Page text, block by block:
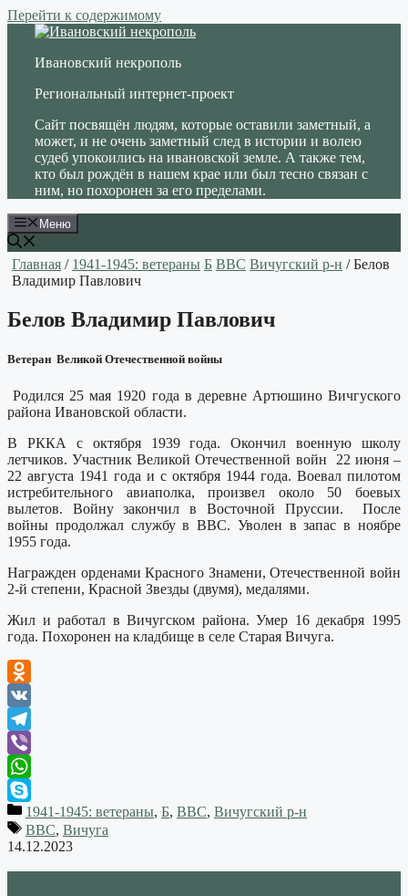
Перейти к содержимому
Ивановский некрополь
Региональный интернет-проект
Сайт посвящён людям, которые оставили заметный, а
может, и не очень заметный след в истории и волею
судеб упокоились на ивановской земле. А также тем,
кто был рождён в нашем крае или был тесно связан с
ним, но похоронен за его пределами.
Меню
Главная / 1941-1945: ветераны Б ВВС Вичугский р-н / Белов
Владимир Павлович
Белов Владимир Павлович
Ветеран Великой Отечественной войны
Родился 25 мая 1920 года в деревне Артюшино Вичгуского
района Ивановской области.
В РККА с октября 1939 года. Окончил военную школу
летчиков. Участник Великой Отечественной войн 22 июня –
22 августа 1941 года и с октября 1944 года. Воевал пилотом
истребительного авиаполка, произвел около 50 боевых
вылетов. Войну закончил в Восточной Пруссии. После
войны продолжал службу в ВВС. Уволен в запас в ноябре
1955 года.
Награжден орденами Красного Знамени, Отечественной войн
2-й степени, Красной Звезды (двумя), медалями.
Жил и работал в Вичугском района. Умер 16 декабря 1995
года. Похоронен на кладбище в селе Старая Вичуга.
Odnoklassniki
VK
Telegram
Viber
WhatsApp
Skype1941-1945: ветераны, Б, ВВС, Вичугский р-н
ВВС, Вичуга
14.12.2023